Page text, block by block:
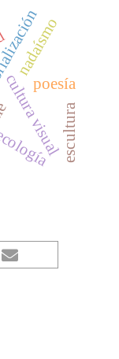
cultura visual
nadaísmo
poesía
escultura